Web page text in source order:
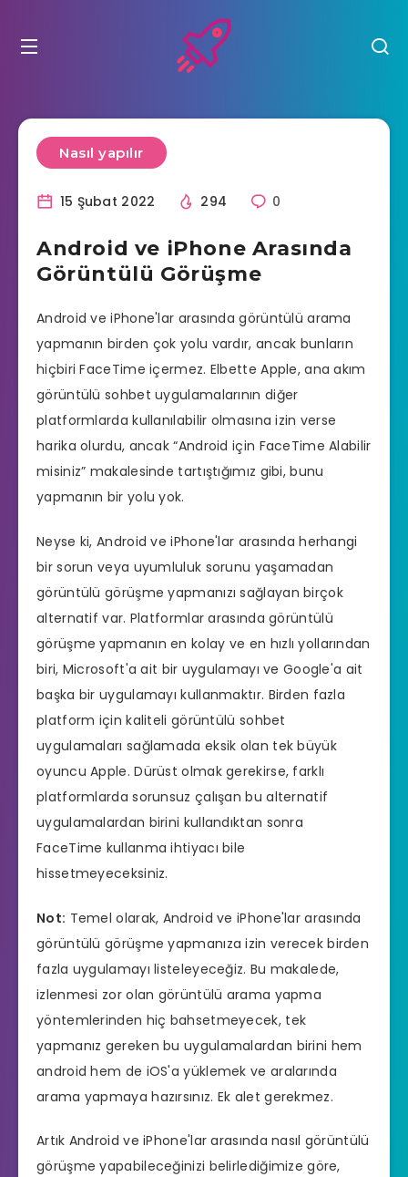
Nasıl yapılır
15 Şubat 2022 294 0
Android ve iPhone Arasında
Görüntülü Görüşme
Android ve iPhone'lar arasında görüntülü arama
yapmanın birden çok yolu vardır, ancak bunların
hiçbiri FaceTime içermez. Elbette Apple, ana akım
görüntülü sohbet uygulamalarının diğer
platformlarda kullanılabilir olmasına izin verse
harika olurdu, ancak “Android için FaceTime Alabilir
misiniz” makalesinde tartıştığımız gibi, bunu
yapmanın bir yolu yok.
Neyse ki, Android ve iPhone'lar arasında herhangi
bir sorun veya uyumluluk sorunu yaşamadan
görüntülü görüşme yapmanızı sağlayan birçok
alternatif var. Platformlar arasında görüntülü
görüşme yapmanın en kolay ve en hızlı yollarından
biri, Microsoft'a ait bir uygulamayı ve Google'a ait
başka bir uygulamayı kullanmaktır. Birden fazla
platform için kaliteli görüntülü sohbet
uygulamaları sağlamada eksik olan tek büyük
oyuncu Apple. Dürüst olmak gerekirse, farklı
platformlarda sorunsuz çalışan bu alternatif
uygulamalardan birini kullandıktan sonra
FaceTime kullanma ihtiyacı bile
hissetmeyeceksiniz.
Not: Temel olarak, Android ve iPhone'lar arasında
görüntülü görüşme yapmanıza izin verecek birden
fazla uygulamayı listeleyeceğiz. Bu makalede,
izlenmesi zor olan görüntülü arama yapma
yöntemlerinden hiç bahsetmeyecek, tek
yapmanız gereken bu uygulamalardan birini hem
android hem de iOS'a yüklemek ve aralarında
arama yapmaya hazırsınız. Ek alet gerekmez.
Artık Android ve iPhone'lar arasında nasıl görüntülü
görüşme yapabileceğinizi belirlediğimize göre,